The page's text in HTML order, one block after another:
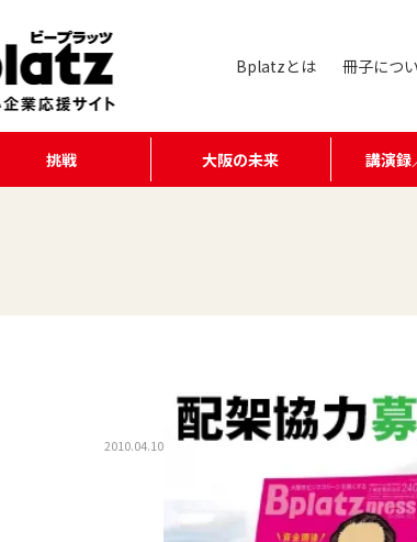
Bplatzとは 冊子につ
挑戦 大阪の未来 講演録
2010.04.10